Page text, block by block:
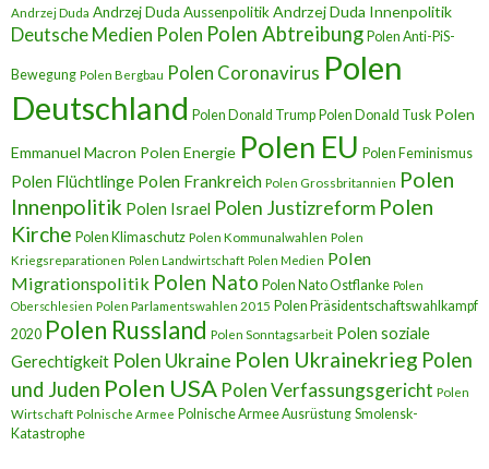
Andrzej Duda Andrzej Duda AussenpolitikAndrzej Duda Innenpolitik
Deutsche Medien Polen Polen Abtreibung Polen Anti-PiS-
Bewegung Polen Bergbau Polen Coronavirus Polen
Deutschland Polen Donald Trump Polen Donald Tusk Polen
Emmanuel Macron Polen Energie Polen EU Polen Feminismus
Polen Flüchtlinge Polen Frankreich Polen Grossbritannien Polen
Innenpolitik Polen Israel Polen Justizreform Polen
Kirche Polen Klimaschutz Polen Kommunalwahlen Polen
Kriegsreparationen Polen Landwirtschaft Polen Medien Polen
Migrationspolitik Polen Nato Polen Nato Ostflanke Polen
Oberschlesien Polen Parlamentswahlen 2015 Polen Präsidentschaftswahlkampf
2020 Polen Russland Polen Sonntagsarbeit Polen soziale
Gerechtigkeit Polen Ukraine Polen Ukrainekrieg Polen
und Juden Polen USA Polen Verfassungsgericht Polen
Wirtschaft Polnische Armee Polnische Armee Ausrüstung Smolensk-
Katastrophe